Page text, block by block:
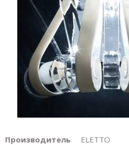
Производитель
ELETTO